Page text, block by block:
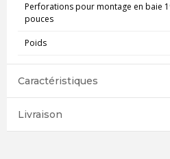
Perforations pour montage en baie
pouces
Poids
Caractéristiques
Livraison